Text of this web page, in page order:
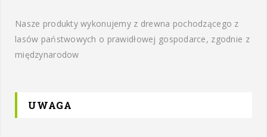
Nasze produkty wykonujemy z drewna pochodzącego z
lasów państwowych o prawidłowej gospodarce, zgodnie z
międzynarodow
UWAGA